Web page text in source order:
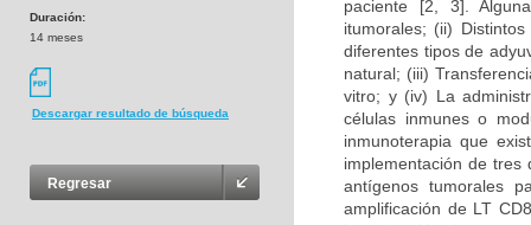
Duración:
14 meses
Descargar resultado de búsqueda
Regresar
paciente [2, 3].
itumorales; (ii)
diferentes tipos de
natural; (iii)
vitro; y (iv) La
células inmunes o
inmunoterapia que
implementación de
antígenos tumorales
amplificación de LT